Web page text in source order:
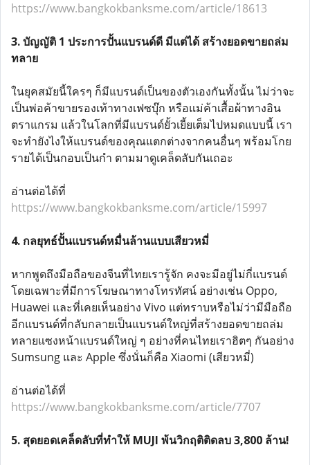
https://www.bangkokbanksme.com/article/18613
3. บัญญัติ 1 ประการปั้นแบรนด์ดี มีแต่ได้ สร้างยอดขายถล่ม
ทลาย
ในยุคสมัยนี้ใครๆ ก็มีแบรนด์เป็นของตัวเองกันทั้งนั้น ไม่ว่าจะ
เป็นพ่อค้าขายรองเท้าทางเฟซบุ๊ก หรือแม่ค้าเสื้อผ้าทางอิน
ตราแกรม แล้วในโลกที่มีแบรนด์ยั้วเยี้ยเต็มไปหมดแบบนี้ เรา
จะทำยังไงให้แบรนด์ของคุณแตกต่างจากคนอื่นๆ พร้อมโกย
รายได้เป็นกอบเป็นกำ ตามมาดูเคล็ดลับกันเถอะ
อ่านต่อได้ที่
https://www.bangkokbanksme.com/article/15997
4. กลยุทธ์ปั้นแบรนด์หมื่นล้านแบบเสียวหมี่
หากพูดถึงมือถือของจีนที่ไทยเรารู้จัก คงจะมีอยู่ไม่กี่แบรนด์
โดยเฉพาะที่มีการโฆษณาทางโทรทัศน์ อย่างเช่น Oppo,
Huawei และที่เคยเห็นอย่าง Vivo แต่ทราบหรือไม่ว่ามีมือถือ
อีกแบรนด์ที่กลับกลายเป็นแบรนด์ใหญ่ที่สร้างยอดขายถล่ม
ทลายแซงหน้าแบรนด์ใหญ่ ๆ อย่างที่คนไทยเราฮิตๆ กันอย่าง
Sumsung และ Apple ซึ่งนั่นก็คือ Xiaomi (เสียวหมี่)
อ่านต่อได้ที่
https://www.bangkokbanksme.com/article/7707
5. สุดยอดเคล็ดลับที่ทำให้ MUJI พ้นวิกฤติติดลบ 3,800 ล้าน!